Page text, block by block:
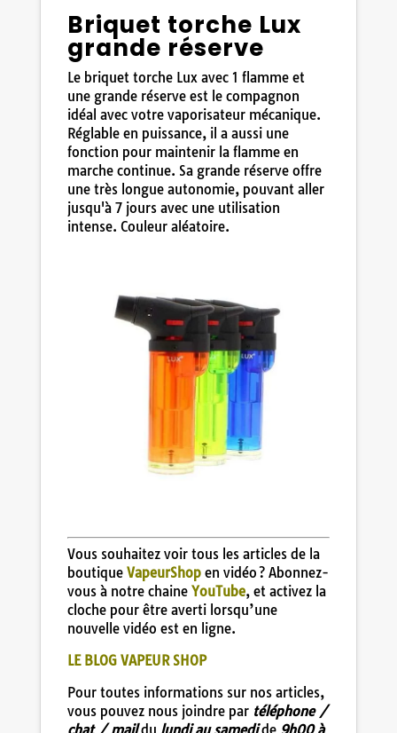
Briquet torche Lux
grande réserve
Le briquet torche Lux avec 1 flamme et
une grande réserve est le compagnon
idéal avec votre vaporisateur mécanique.
Réglable en puissance, il a aussi une
fonction pour maintenir la flamme en
marche continue. Sa grande réserve offre
une très longue autonomie, pouvant aller
jusqu'à 7 jours avec une utilisation
intense. Couleur aléatoire.
Vous souhaitez voir tous les articles de la
boutique VapeurShopen vidéo ? Abonnez-
vous à notre chaine YouTube, et activez la
cloche pour être averti lorsqu’une
nouvelle vidéo est en ligne.
LE BLOG VAPEUR SHOP
Pour toutes informations sur nos articles,
vous pouvez nous joindre par téléphone /